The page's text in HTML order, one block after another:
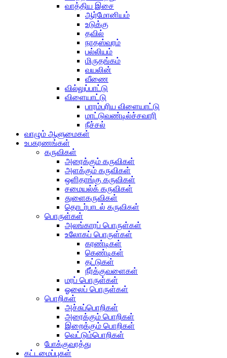
வாத்திய இசை
ஆர்மோனியம்
உடுக்கு
தவில்
நாதஸ்வரம்
பல்லியம்
மிருதங்கம்
வயலின்
வீணை
வில்லுப்பாட்டு
விளையாட்டு
பாரம்பரிய விளையாட்டு
மாட்டுவண்டில்ச்சவாரி
நீச்சல்
வாழும் ஆளுமைகள்
உபகரணங்கள்
கருவிகள்
அரைக்கும் கருவிகள்
அளக்கும் கருவிகள்
ஒளிதாங்கு கருவிகள்
சமையல்க் கருவிகள்
துளைகருவிகள்
தொடர்பாடல் கருவிகள்
பொருள்கள்
அலங்காரப் பொருள்கள்
உலோகப் பொருள்கள்
கரண்டிகள்
கெண்டிகள்
தட்டுகள்
நீர்க்குவளைகள்
மரப் பொருள்கள்
ஓலைப் பொருள்கள்
பொறிகள்
அச்சுப்பொறிகள்
அரைக்கும் பொறிகள்
இறைக்கும் பொறிகள்
வெட்டும்பொறிகள்
போக்குவரத்து
கட்டமைப்புகள்